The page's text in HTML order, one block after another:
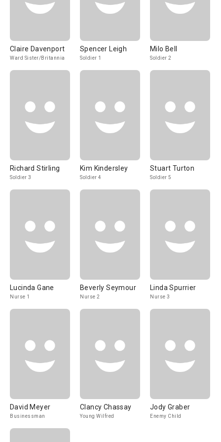
Claire Davenport
Ward Sister/Britannia
Spencer Leigh
Soldier 1
Milo Bell
Soldier 2
Richard Stirling
Soldier 3
Kim Kindersley
Soldier 4
Stuart Turton
Soldier 5
Lucinda Gane
Nurse 1
Beverly Seymour
Nurse 2
Linda Spurrier
Nurse 3
David Meyer
Businessman
Clancy Chassay
Young Wilfred
Jody Graber
Enemy Child